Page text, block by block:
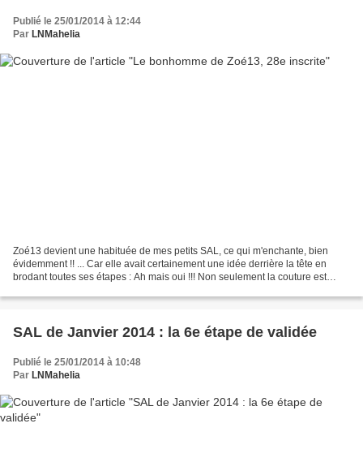
Publié le 25/01/2014 à 12:44
Par LNMahelia
Zoé13 devient une habituée de mes petits SAL, ce qui m'enchante, bien
évidemment !! ... Car elle avait certainement une idée derrière la tête en
brodant toutes ses étapes : Ah mais oui !!! Non seulement la couture est
SAL de Janvier 2014 : la 6e étape de validée
Publié le 25/01/2014 à 10:48
Par LNMahelia